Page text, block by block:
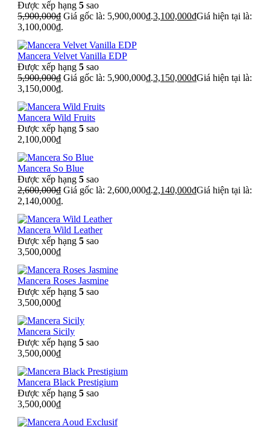
Được xếp hạng 5 sao
5,900,000₫ Giá gốc là: 5,900,000₫.3,100,000₫Giá hiện tại là:
3,100,000₫.
Mancera Velvet Vanilla EDP
Được xếp hạng 5 sao
5,900,000₫ Giá gốc là: 5,900,000₫.3,150,000₫Giá hiện tại là:
3,150,000₫.
Mancera Wild Fruits
Được xếp hạng 5 sao
2,100,000₫
Mancera So Blue
Được xếp hạng 5 sao
2,600,000₫ Giá gốc là: 2,600,000₫.2,140,000₫Giá hiện tại là:
2,140,000₫.
Mancera Wild Leather
Được xếp hạng 5 sao
3,500,000₫
Mancera Roses Jasmine
Được xếp hạng 5 sao
3,500,000₫
Mancera Sicily
Được xếp hạng 5 sao
3,500,000₫
Mancera Black Prestigium
Được xếp hạng 5 sao
3,500,000₫